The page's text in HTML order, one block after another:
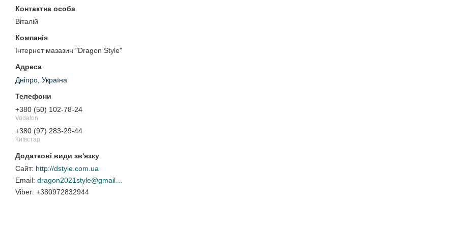
Віталій
Інтернет мазазин "Dragon Style"
Дніпро, Україна
+380 (50) 102-78-24
Vodafon
+380 (97) 283-29-44
Київстар
http://dstyle.com.ua
+380972832944